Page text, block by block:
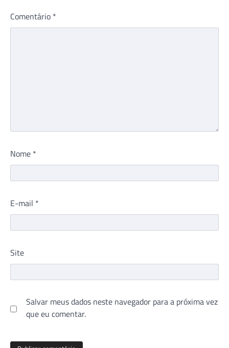
Comentário *
Nome *
E-mail *
Site
Salvar meus dados neste navegador para a próxima vez
que eu comentar.